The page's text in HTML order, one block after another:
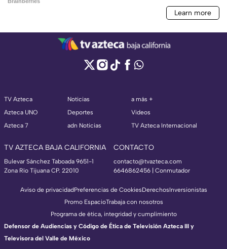
TV Azteca
Azteca UNO
Azteca 7
Noticias
Deportes
adn Noticias
a más +
Videos
TV Azteca Internacional
TV AZTECA BAJA CALIFORNIA
Bulevar Sánchez Taboada 9651-1
Zona Río Tijuana CP. 22010
CONTACTO
contacto@tvazteca.com
6646862456 | Conmutador
Aviso de privacidadPreferencias de CookiesDerechosInversionistas
Promo EspacioTrabaja con nosotros
Programa de ética, integridad y cumplimiento
Defensor de Audiencias y Código de Ética de Televisión Azteca III y
Televisora del Valle de México